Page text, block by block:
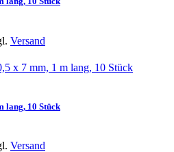
Versand
lang, 10 Stück
Versand